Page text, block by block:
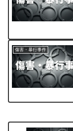
傷害・暴行事件